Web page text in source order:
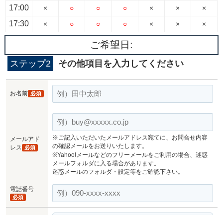
17:00
17:30
×
×
○
○
○
○
○
○
×
×
×
×
×
×
ご希望日:
ステップ2 その他項目を入力してください
お名前 必須
メールアド
レス 必須
※ご記入いただいたメールアドレス宛てに、お問合せ内容
の確認メールをお送りいたします。
※Yahoo!メールなどのフリーメールをご利用の場合、迷惑
メールフォルダに入る場合があります。
迷惑メールのフォルダ・設定等をご確認下さい。
電話番号
必須